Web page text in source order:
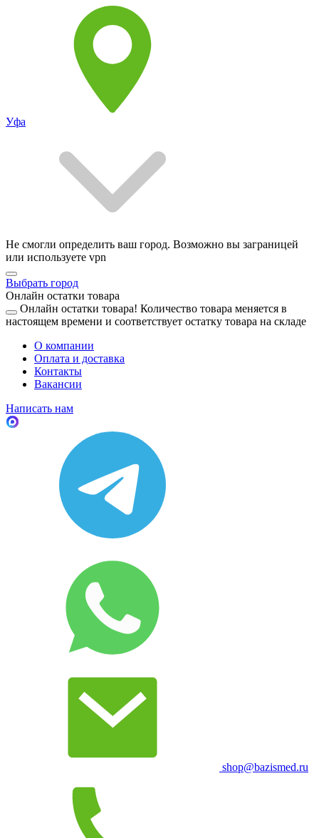
Уфа
Не смогли определить ваш город. Возможно вы заграницей
или используете vpn
Выбрать город
Онлайн остатки товара
Онлайн остатки товара! Количество товара меняется в
настоящем времени и соответствует остатку товара на складе
О компании
Оплата и доставка
Контакты
Вакансии
Написать нам
shop@bazismed.ru